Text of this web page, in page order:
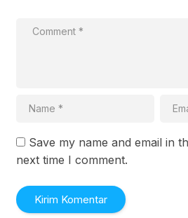
Save my name and email in
next time I comment.